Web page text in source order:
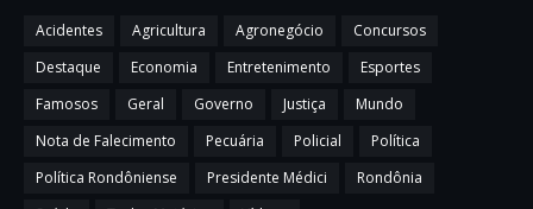
Acidentes Agricultura Agronegócio
Concursos
Destaque
Economia Entretenimento
Esportes
Famosos
Geral Governo Justiça
Mundo
Nota de Falecimento
Pecuária Policial
Política
Política Rondôniense
Presidente Médici
Rondônia